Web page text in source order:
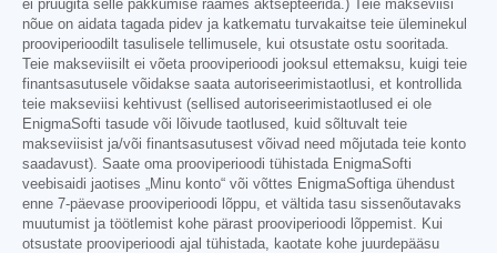
ei pruugita selle pakkumise raames aktsepteerida.) Teie makseviisi
nõue on aidata tagada pidev ja katkematu turvakaitse teie üleminekul
prooviperioodilt tasulisele tellimusele, kui otsustate ostu sooritada.
Teie makseviisilt ei võeta prooviperioodi jooksul ettemaksu, kuigi teie
finantsasutusele võidakse saata autoriseerimistaotlusi, et kontrollida
teie makseviisi kehtivust (sellised autoriseerimistaotlused ei ole
EnigmaSofti tasude või lõivude taotlused, kuid sõltuvalt teie
makseviisist ja/või finantsasutusest võivad need mõjutada teie konto
saadavust). Saate oma prooviperioodi tühistada EnigmaSofti
veebisaidi jaotises „Minu konto“ või võttes EnigmaSoftiga ühendust
enne 7-päevase prooviperioodi lõppu, et vältida tasu sissenõutavaks
muutumist ja töötlemist kohe pärast prooviperioodi lõppemist. Kui
otsustate prooviperioodi ajal tühistada, kaotate kohe juurdepääsu